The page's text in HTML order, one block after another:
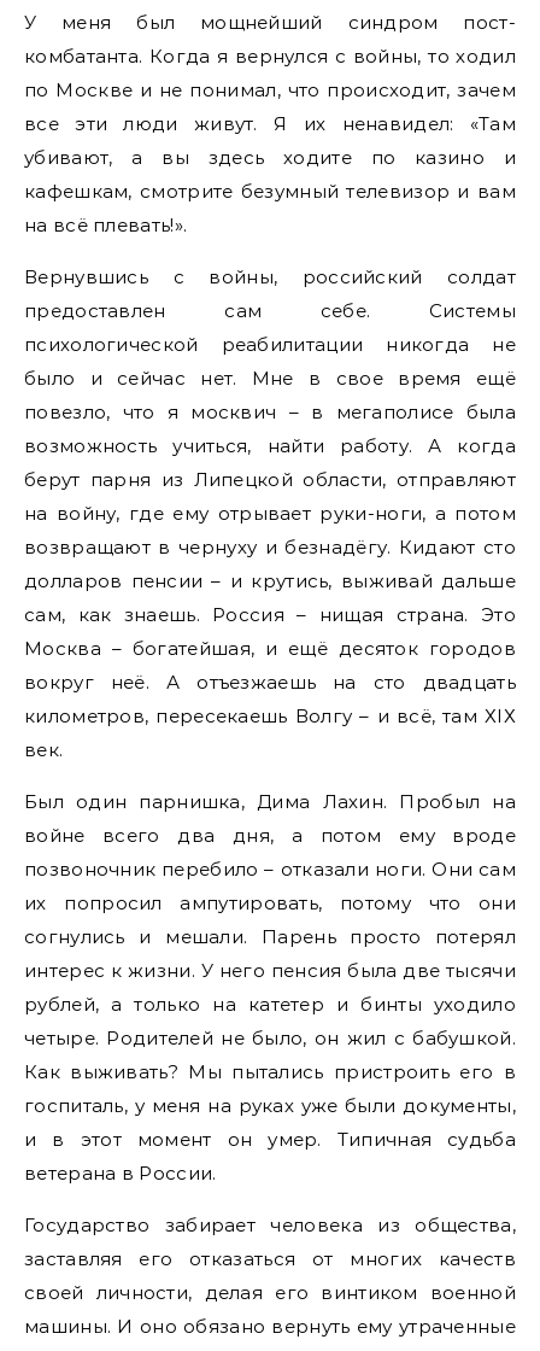
У меня был мощнейший синдром пост-
комбатанта. Когда я вернулся с войны, то ходил
по Москве и не понимал, что происходит, зачем
все эти люди живут. Я их ненавидел: «Там
убивают, а вы здесь ходите по казино и
кафешкам, смотрите безумный телевизор и вам
на всё плевать!».
Вернувшись с войны, российский солдат
предоставлен сам себе. Системы
психологической реабилитации никогда не
было и сейчас нет. Мне в свое время ещё
повезло, что я москвич – в мегаполисе была
возможность учиться, найти работу. А когда
берут парня из Липецкой области, отправляют
на войну, где ему отрывает руки-ноги, а потом
возвращают в чернуху и безнадёгу. Кидают сто
долларов пенсии – и крутись, выживай дальше
сам, как знаешь. Россия – нищая страна. Это
Москва – богатейшая, и ещё десяток городов
вокруг неё. А отъезжаешь на сто двадцать
километров, пересекаешь Волгу – и всё, там ХІХ
век.
Был один парнишка, Дима Лахин. Пробыл на
войне всего два дня, а потом ему вроде
позвоночник перебило – отказали ноги. Они сам
их попросил ампутировать, потому что они
согнулись и мешали. Парень просто потерял
интерес к жизни. У него пенсия была две тысячи
рублей, а только на катетер и бинты уходило
четыре. Родителей не было, он жил с бабушкой.
Как выживать? Мы пытались пристроить его в
госпиталь, у меня на руках уже были документы,
и в этот момент он умер. Типичная судьба
ветерана в России.
Государство забирает человека из общества,
заставляя его отказаться от многих качеств
своей личности, делая его винтиком военной
машины. И оно обязано вернуть ему утраченные